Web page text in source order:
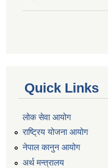
Quick Links
लोक सेवा आयोग
राष्ट्रिय योजना आयोग
नेपाल कानुन आयोग
अर्थ मन्त्रालय